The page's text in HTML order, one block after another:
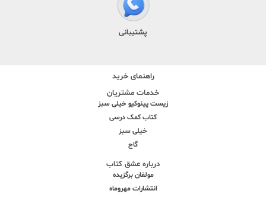
پشتیبانی
راهنمای خرید
خدمات مشتریان
زیست پینوکیو خیلی سبز
کتاب کمک درسی
خیلی سبز
گاج
درباره عشق کتاب
مولفان برگزیده
انتشارات مهروماه